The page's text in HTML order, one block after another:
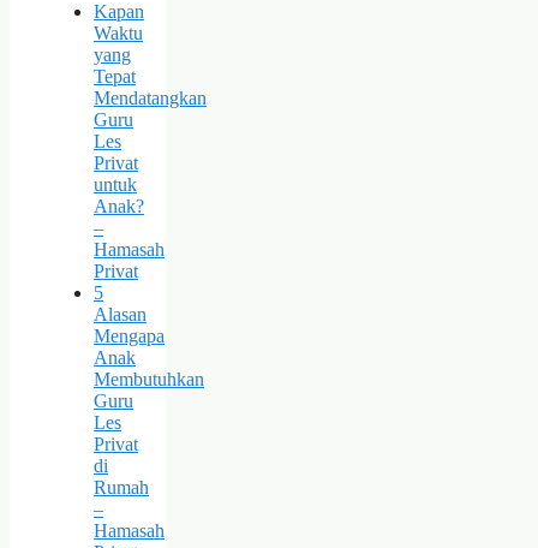
Kapan
Waktu
yang
Tepat
Mendatangkan
Guru
Les
Privat
untuk
Anak?
–
Hamasah
Privat
5
Alasan
Mengapa
Anak
Membutuhkan
Guru
Les
Privat
di
Rumah
–
Hamasah